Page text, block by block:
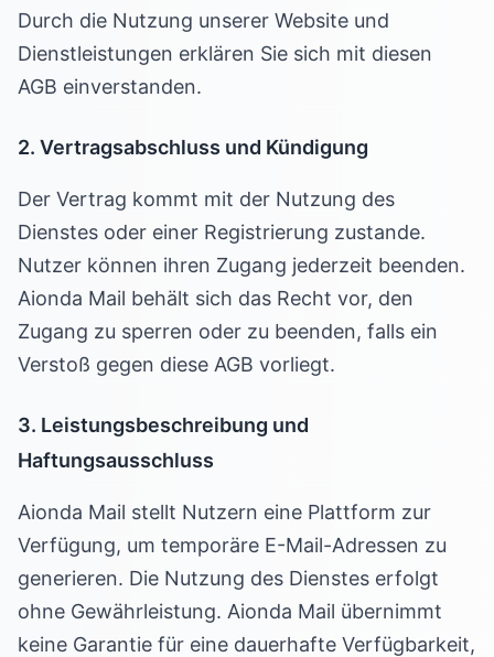
Durch die Nutzung unserer Website und
Dienstleistungen erklären Sie sich mit diesen
AGB einverstanden.
2. Vertragsabschluss und Kündigung
Der Vertrag kommt mit der Nutzung des
Dienstes oder einer Registrierung zustande.
Nutzer können ihren Zugang jederzeit beenden.
Aionda Mail behält sich das Recht vor, den
Zugang zu sperren oder zu beenden, falls ein
Verstoß gegen diese AGB vorliegt.
3. Leistungsbeschreibung und
Haftungsausschluss
Aionda Mail stellt Nutzern eine Plattform zur
Verfügung, um temporäre E-Mail-Adressen zu
generieren. Die Nutzung des Dienstes erfolgt
ohne Gewährleistung. Aionda Mail übernimmt
keine Garantie für eine dauerhafte Verfügbarkeit,